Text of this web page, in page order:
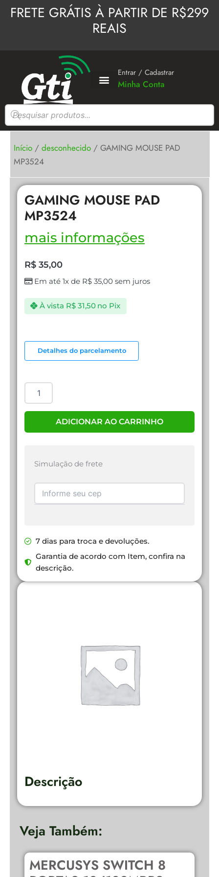
paraFRETE GRÁTIS À PARTIR DE R$299
REAIS
Entrar / Cadastrar
Minha Conta
Pesquisar
produtos
Início / desconhecido / GAMING MOUSE PAD
MP3524
Descrição
GAMING MOUSE PAD
MP3524
mais informações
R$ 35,00
Em até 1x de R$35,00sem juros
À vista R$31,50 no Pix
Detalhes do parcelamento
MOUSE
PAD
ADICIONAR AO CARRINHO
Simulação de frete
7 dias para troca e devoluções.
Garantia de acordo com Item, confira na
descrição.
Veja Também:
MERCUSYS SWITCH 8